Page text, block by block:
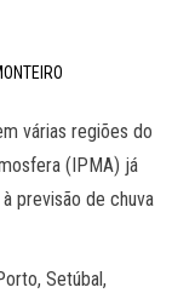
várias regiões do
(IPMA) já
previsão de chuva
Setúbal,